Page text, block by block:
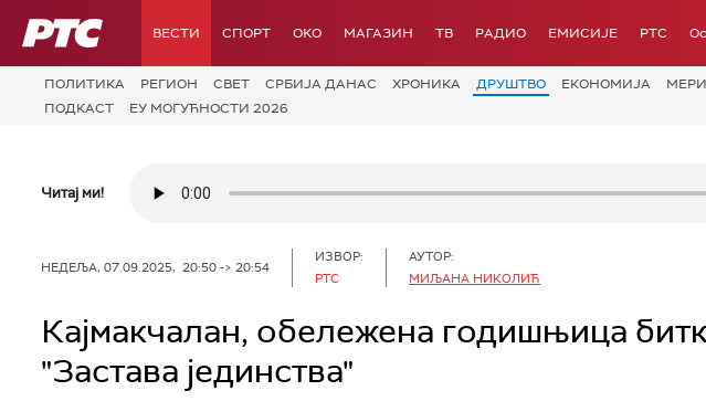
РТС ВЕСТИ СПОРТ OKO МАГАЗИН ТВ РАДИО ЕМИСИЈЕ РТС
ПОЛИТИКА РЕГИОН СВЕТ СРБИЈА ДАНАС ХРОНИКА ДРУШТВО ЕКОНОМИЈА
ПОДКАСТ
ЕУ МОГУЋНОСТИ 2026
Читај ми!
НЕДЕЉА, 07.09.2025, 20:50 -> 20:54
ИЗВОР:
РТС
АУТОР:
МИЉАНА НИКОЛИЋ
Кајмакчалан, обележена годишњица
"Застава јединства"